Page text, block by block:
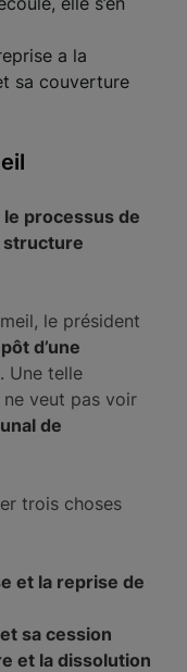
a la
sa couverture
le processus de
structure
le président
d’une
. Une telle
ne veut pas voir
de
trois choses
et la reprise de
sa cession
et la dissolution